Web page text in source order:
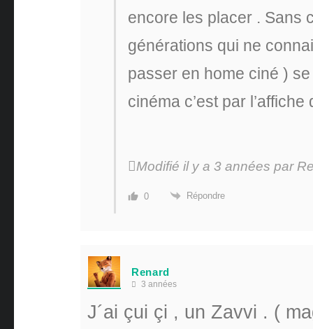
encore les placer . Sans
générations qui ne
passer en home ciné )
cinéma c’est par
Modifié il y a 3 années par
0 Répondre
Renard
3 années
J´ai çui çi , un Zavvi . (